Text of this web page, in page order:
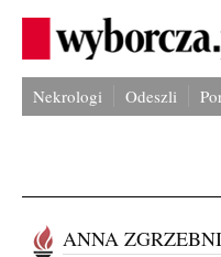
Nekrologi Odeszli
ANNA